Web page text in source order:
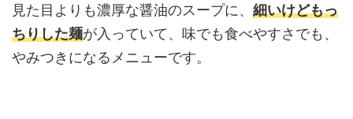
見た目よりも濃厚な醤油のスープに、 細いけどもっ
ちりした麺が入っていて、味でも食べやすさでも、
やみつきになるメニューです。